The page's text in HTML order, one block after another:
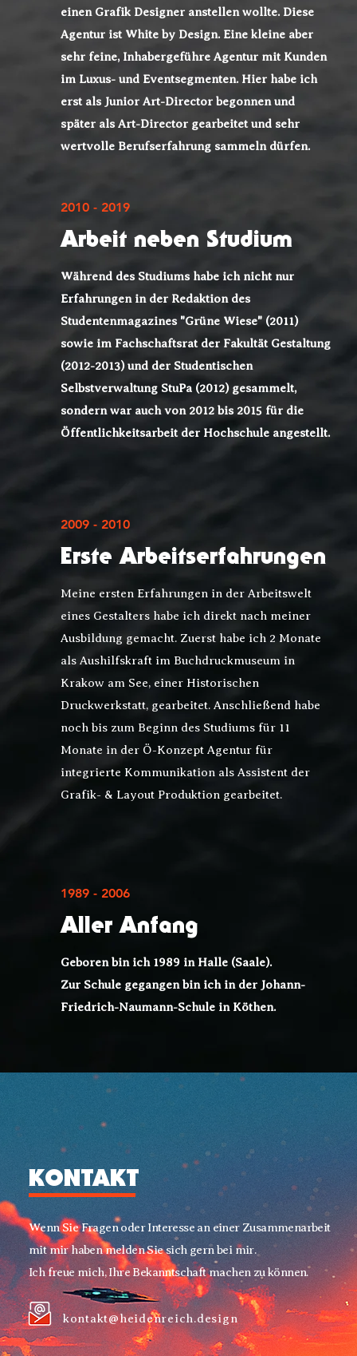
einen Grafik Designer anstellen wollte. Diese
Agentur ist White by Design. Eine kleine aber
sehr feine, Inhabergeführe Agentur mit Kunden
im Luxus- und Eventsegmenten. Hier habe ich
erst als Junior Art-Director begonnen und
später als Art-Director gearbeitet und sehr
wertvolle Berufserfahrung sammeln dürfen.
2010 - 2019
Arbeit neben Studium
Während des Studiums habe ich nicht nur
Erfahrungen in der Redaktion des
Studentenmagazines "Grüne Wiese" (2011)
sowie im Fachschaftsrat der Fakultät Gestaltung
(2012-2013) und der Studentischen
Selbstverwaltung StuPa (2012) gesammelt,
sondern war auch von 2012 bis 2015 für die
Öffentlichkeitsarbeit der Hochschule angestellt.
2009 - 2010
Erste Arbeitserfahrungen
Meine ersten Erfahrungen in der Arbeitswelt
eines Gestalters habe ich direkt nach meiner
Ausbildung gemacht. Zuerst habe ich 2 Monate
als Aushilfskraft im Buchdruckmuseum in
Krakow am See, einer Historischen
Druckwerkstatt, gearbeitet. Anschließend habe
noch bis zum Beginn des Studiums für 11
Monate in der Ö-Konzept Agentur für
integrierte Kommunikation als Assistent der
Grafik- & Layout Produktion gearbeitet.
1989 - 2006
Aller Anfang
Geboren bin ich 1989 in Halle (Saale).
Zur Schule gegangen bin ich in der Johann-
Friedrich-Naumann-Schule in Köthen.
KONTAKT
Wenn Sie Fragen oder Interesse an einer Zusammenarbeit
mit mir haben melden Sie sich gern bei mir.​
Ich freue mich, Ihre Bekanntschaft machen zu können.
kontakt@heidenreich.design